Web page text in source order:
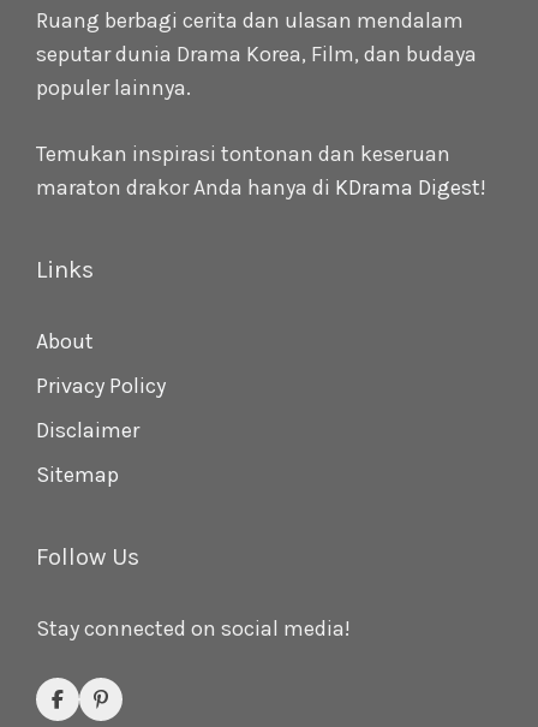
Ruang berbagi cerita dan ulasan mendalam
seputar dunia Drama Korea, Film, dan budaya
populer lainnya.
Temukan inspirasi tontonan dan keseruan
maraton drakor Anda hanya di KDrama Digest!
Links
About
Privacy Policy
Disclaimer
Sitemap
Follow Us
Stay connected on social media!